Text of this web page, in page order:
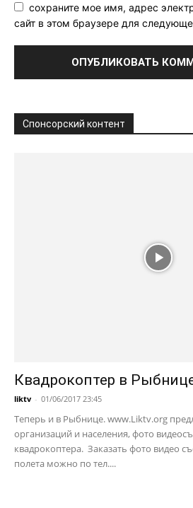
сохраните мое имя, адрес
сайт в этом браузере для
Спонсорский контент
Квадрокоптер в
liktv - 01/06/2017 23:45
Теперь и в Рыбнице. www.Liktv.org
организаций и населения, фото
квадрокоптера. Заказать фото видео
полета можно по тел....